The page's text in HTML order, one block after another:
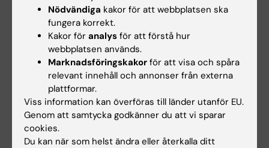
ikatastrofer
Masterprogrammet Public
Health in Disasters gav den
före detta KI-…
Den snabba utvecklingen av AI
inom medicinsk forskning ökar
Nödvändiga kakor för att webbplatsen ska
fungera korrekt.
Kakor för analys för att förstå hur
webbplatsen används.
Marknadsföringskakor för att visa och spåra
relevant innehåll och annonser från externa
plattformar.
Viss information kan överföras till länder utanför EU.
Genom att samtycka godkänner du att vi sparar
cookies.
Du kan när som helst ändra eller återkalla ditt